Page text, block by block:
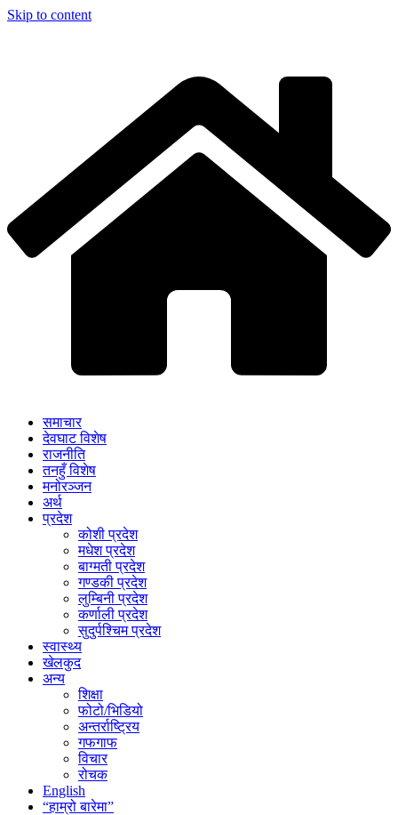
Skip to content
समाचार
देवघाट विशेष
राजनीति
तनहुँ विशेष
मनोरञ्जन
अर्थ
प्रदेश
कोशी प्रदेश
मधेश प्रदेश
बाग्मती प्रदेश
गण्डकी प्रदेश
लुम्बिनी प्रदेश
कर्णाली प्रदेश
सुदुर्पश्चिम प्रदेश
स्वास्थ्य
खेलकुद
अन्य
शिक्षा
फोटो/भिडियो
अन्तर्राष्ट्रिय
गफगाफ
विचार
रोचक
English
“हाम्रो बारेमा”